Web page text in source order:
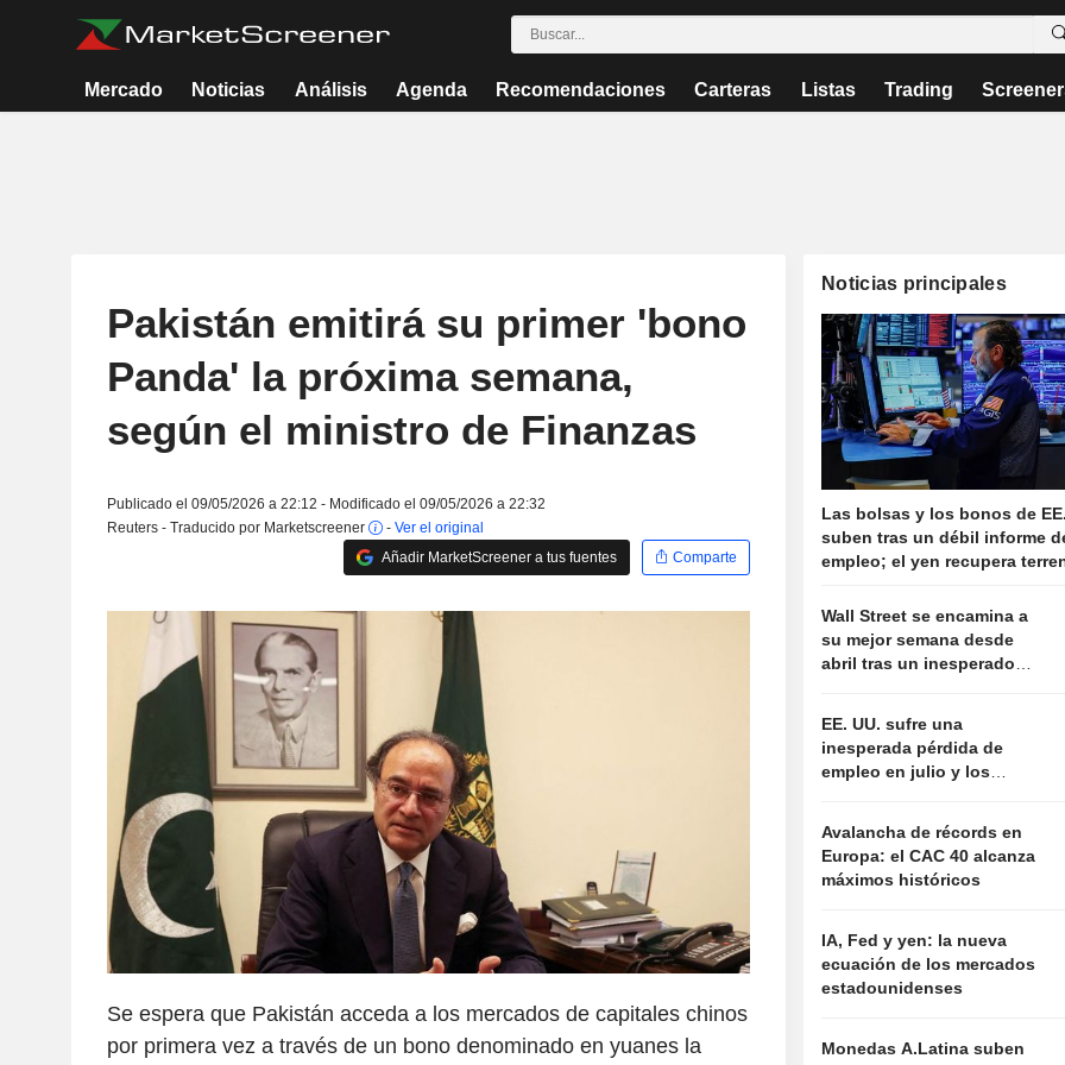
Mercado Noticias Análisis Agenda Recomendaciones Carteras Listas Trading
Pakistán emitirá su primer 'bono
Panda' la próxima semana,
según el ministro de Finanzas
Publicado el 09/05/2026 a 22:12 - Modificado el 09/05/2026 a 22:32
Reuters - Traducido por Marketscreener
- Ver el original
Añadir MarketScreener a tus fuentes
Comparte
Se espera que Pakistán acceda a los mercados de capitales chinos
por primera vez a través de un bono denominado en yuanes la
Noticias principales
Las bolsas y los bonos de
suben tras un débil informe
empleo; el yen recupera
Wall Street se encamina a
su mejor semana desde
abril tras un inesperado
tipos
EE. UU. sufre una
inesperada pérdida de
empleo en julio y los
tipos
Avalancha de récords en
Europa: el CAC 40 alcanza
máximos históricos
IA, Fed y yen: la nueva
ecuación de los mercados
estadounidenses
Monedas A.Latina suben